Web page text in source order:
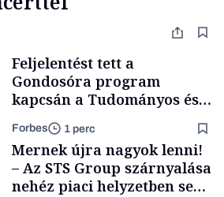
Feljelentést tett a
Gondosóra program
kapcsán a Tudományos és
Technológiai Miniszterium,
nem akármilyen gyanúval
Forbes 1 perc
Mernek újra nagyok lenni!
– Az STS Group szárnyalása
nehéz piaci helyzetben sem